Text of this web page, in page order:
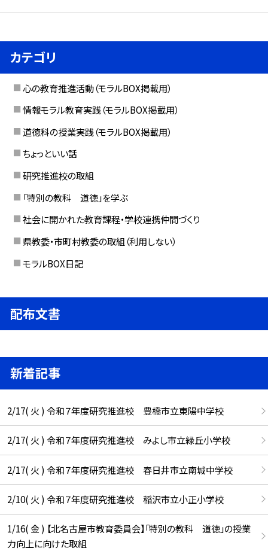
カテゴリ
心の教育推進活動（モラルBOX掲載用）
情報モラル教育実践（モラルBOX掲載用）
道徳科の授業実践（モラルBOX掲載用）
ちょっといい話
研究推進校の取組
「特別の教科 道徳」を学ぶ
社会に開かれた教育課程・学校連携仲間づくり
県教委・市町村教委の取組（利用しない）
モラルBOX日記
配布文書
新着記事
2/17( 火 ) 令和７年度研究推進校 豊橋市立東陽中学校
2/17( 火 ) 令和７年度研究推進校 みよし市立緑丘小学校
2/17( 火 ) 令和７年度研究推進校 春日井市立南城中学校
2/10( 火 ) 令和７年度研究推進校 稲沢市立小正小学校
1/16( 金 ) 【北名古屋市教育委員会】「特別の教科 道徳」の授業
力向上に向けた取組